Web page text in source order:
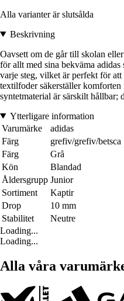
Alla varianter är slutsålda
Beskrivning
Oavsett om de går till skolan
för allt med sina bekväma
varje steg, vilket är perfekt för
textilfoder säkerställer
syntetmaterial är särskilt hållbar;
Ytterligare information
Varumärke
adidas
Färg
grefiv/grefiv/betsca
Färg
Grå
Kön
Blandad
Åldersgrupp Junior
Sortiment
Kaptir
Drop
10 mm
Stabilitet
Neutre
Loading...
Loading...
Alla våra